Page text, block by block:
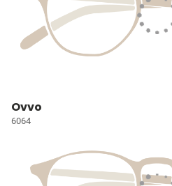
Ovvo
6064